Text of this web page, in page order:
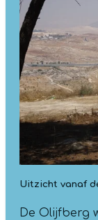
Uitzicht vanaf
De Olijfberg